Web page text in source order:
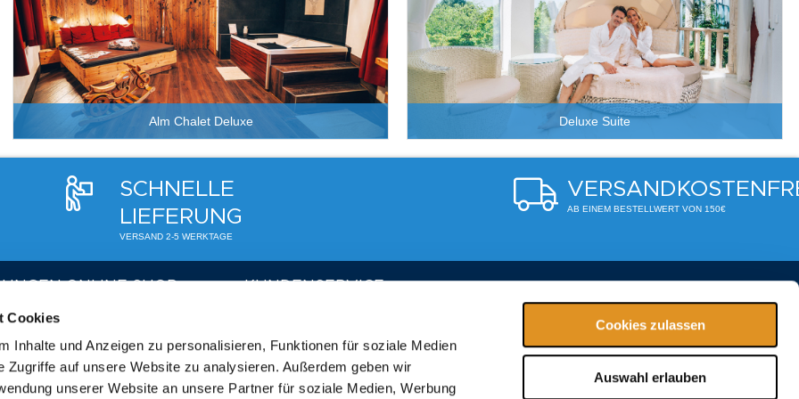
Cookies
Inhalte und Anzeigen zu personalisieren, Funktionen für soziale Medien
Zugriffe auf unsere Website zu analysieren. Außerdem geben wir
unserer Website an unsere Partner für soziale Medien, Werbung
Cookies zulassen
Auswahl erlauben
Alm Chalet Deluxe Deluxe Suite
SCHNELLE
LIEFERUNG
VERSAND 2-5 WERKTAGE
AB EINEM BESTELLWERT VON 150€
ONLINE SHOP
| Login
& Widerruf
KUNDENSERVICE
Mo. - Fr. 09:00 - 17:00 h
E-Mail:gutscheine@therme-erding.de